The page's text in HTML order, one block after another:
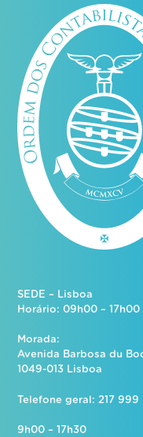
SEDE – Lisboa
Horário: 09h00 –
Morada:
Avenida Barbosa du
1049-013 Lisboa
Telefone geral: 217 999
9h00 – 17h30